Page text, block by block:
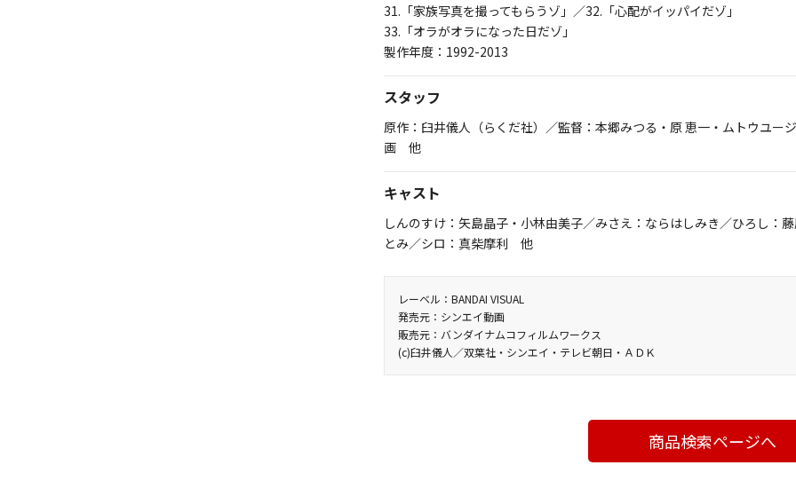
31.「家族写真を撮ってもらうゾ」／32.「心配がイッパイだゾ」
33.「オラがオラになった日だゾ」
製作年度：1992-2013
スタッフ
原作：臼井儀人（らくだ社）／監督：本郷みつる・原 恵一・ムトウユー
画 他
キャスト
しんのすけ：矢島晶子・小林由美子／みさえ：ならはしみき／ひろし：
とみ／シロ：真柴摩利 他
レーベル：BANDAI VISUAL
発売元：シンエイ動画
販売元：バンダイナムコフィルムワークス
(c)臼井儀人／双葉社・シンエイ・テレビ朝日・ＡＤＫ
商品検索ページへ